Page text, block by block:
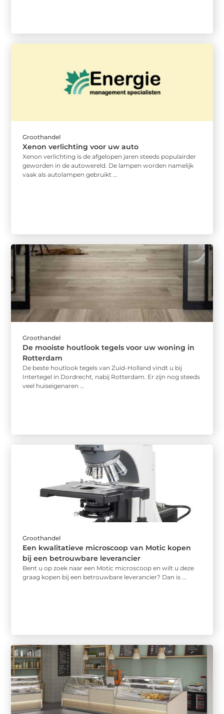
Groothandel
Xenon verlichting voor uw auto
Xenon verlichting is de afgelopen jaren steeds populairder
geworden in de autowereld. De lampen worden namelijk
vaak als autolampen gebruikt ...
Groothandel
De mooiste houtlook tegels voor uw woning in
Rotterdam
De beste houtlook tegels van Zuid-Holland vindt u bij
Intertegel in Dordrecht, nabij Rotterdam. Er zijn nog steeds
veel huiseigenaren ...
Groothandel
Een kwalitatieve microscoop van Motic kopen
bij een betrouwbare leverancier
Bent u op zoek naar een Motic microscoop en wilt u deze
graag kopen bij een betrouwbare leverancier? Dan is ...